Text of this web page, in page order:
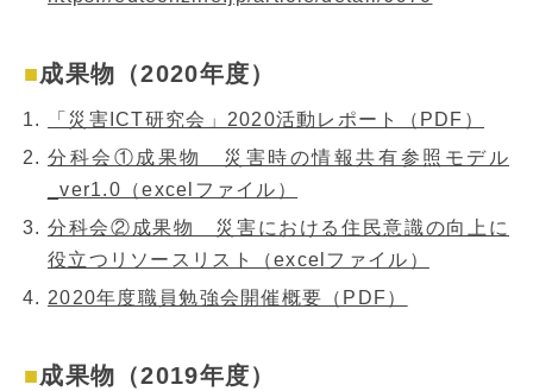
成果物（2020年度）
「災害ICT研究会」2020活動レポート（PDF）
分科会①成果物 災害時の情報共有参照モデル
_ver1.0（excelファイル）
分科会②成果物 災害における住民意識の向上に
役立つリソースリスト（excelファイル）
2020年度職員勉強会開催概要（PDF）
成果物（2019年度）